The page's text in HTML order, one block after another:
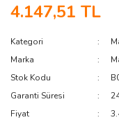
4.147,51 TL
Kategori
Marka
Stok Kodu
Garanti Süresi
Fiyat